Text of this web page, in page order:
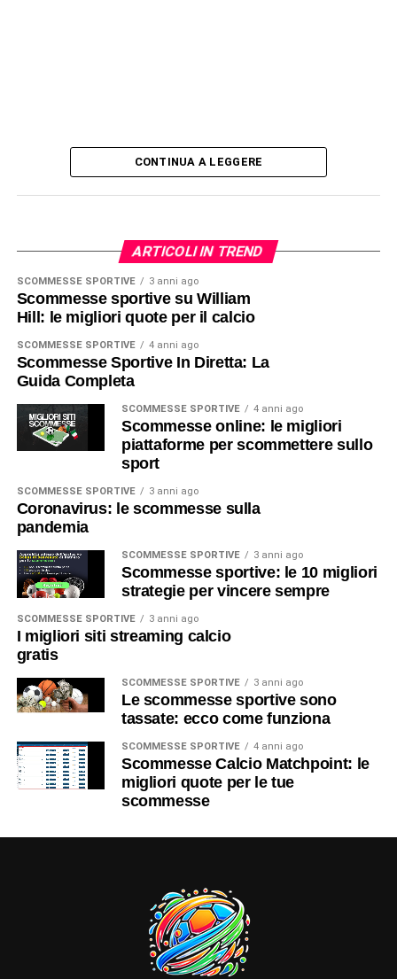
CONTINUA A LEGGERE
ARTICOLI IN TREND
SCOMMESSE SPORTIVE 3 anni ago
Scommesse sportive su William
Hill: le migliori quote per il calcio
SCOMMESSE SPORTIVE 4 anni ago
Scommesse Sportive In Diretta: La
Guida Completa
SCOMMESSE SPORTIVE 4 anni ago
Scommesse online: le migliori
piattaforme per scommettere sullo
sport
SCOMMESSE SPORTIVE 3 anni ago
Coronavirus: le scommesse sulla
pandemia
SCOMMESSE SPORTIVE 3 anni ago
Scommesse sportive: le 10 migliori
strategie per vincere sempre
SCOMMESSE SPORTIVE 3 anni ago
I migliori siti streaming calcio
gratis
SCOMMESSE SPORTIVE 3 anni ago
Le scommesse sportive sono
tassate: ecco come funziona
SCOMMESSE SPORTIVE 4 anni ago
Scommesse Calcio Matchpoint: le
migliori quote per le tue
scommesse